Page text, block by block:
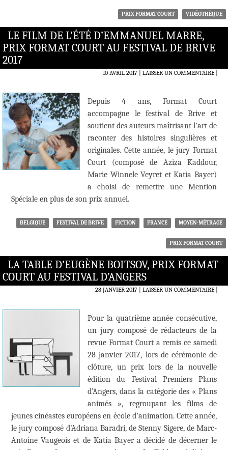
PRIX FORMAT COURT VIDÉOTHÈQUE
LE FILM DE L’ÉTÉ D’EMMANUEL MARRE,
PRIX FORMAT COURT AU FESTIVAL DE BRIVE
2017
10 AVRIL 2017 LAISSER UN COMMENTAIRE|
Depuis 4 ans, Format Court
accompagne le festival de Brive et
soutient des auteurs maîtrisant l’art de
raconter des histoires singulières et
originales. Cette année, le jury Format
Court (composé de Aziza Kaddour,
Marie Winnele Veyret et Katia Bayer)
a choisi de remettre une Mention
Spéciale en plus de son prix annuel.
BELGIQUE FESTIVAL DE BRIVE FICTION FRANCE MOYEN-MÉTRAGE
PRIX FORMAT COURT
LA TABLE D’EUGÈNE BOITSOV, PRIX FORMAT
COURT AU FESTIVAL D’ANGERS
28 JANVIER 2017 LAISSER UN COMMENTAIRE|
Pour la quatrième année consécutive,
un jury composé de rédacteurs de la
revue Format Court a remis ce samedi
28 janvier 2017, lors de cérémonie de
clôture, un prix lors de la nouvelle
édition du Festival Premiers Plans
d’Angers, dans la catégorie des « Plans
animés », regroupant les films de
jeunes cinéastes européens en école d’animation. Cette année,
le jury composé d’Adriana Baradri, de Stenny Sigere, de Marc-
Antoine Vaugeois et de Katia Bayer a décidé de décerner le